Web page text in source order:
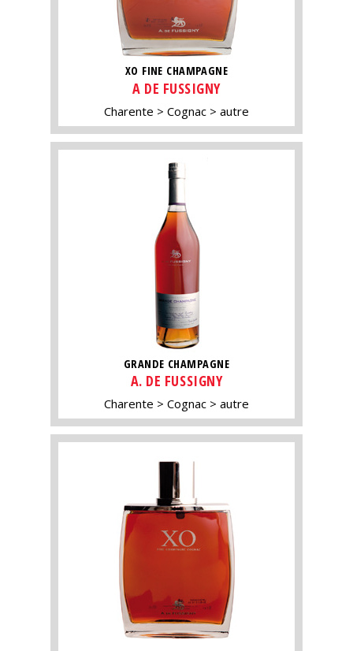
XO FINE CHAMPAGNE
A DE FUSSIGNY
Charente Cognac autre
GRANDE CHAMPAGNE
A. DE FUSSIGNY
Charente Cognac autre